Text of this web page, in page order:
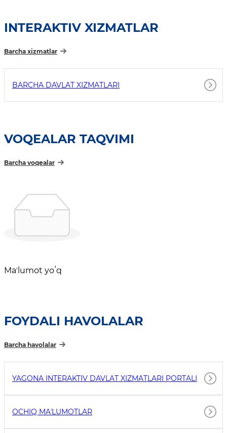
INTERAKTIV XIZMATLAR
Barcha xizmatlar
BARCHA DAVLAT XIZMATLARI
VOQEALAR TAQVIMI
Barcha voqealar
Maʼlumot yoʻq
FOYDALI HAVOLALAR
Barcha havolalar
YAGONA INTERAKTIV DAVLAT XIZMATLARI PORTALI
OCHIQ MAʼLUMOTLAR